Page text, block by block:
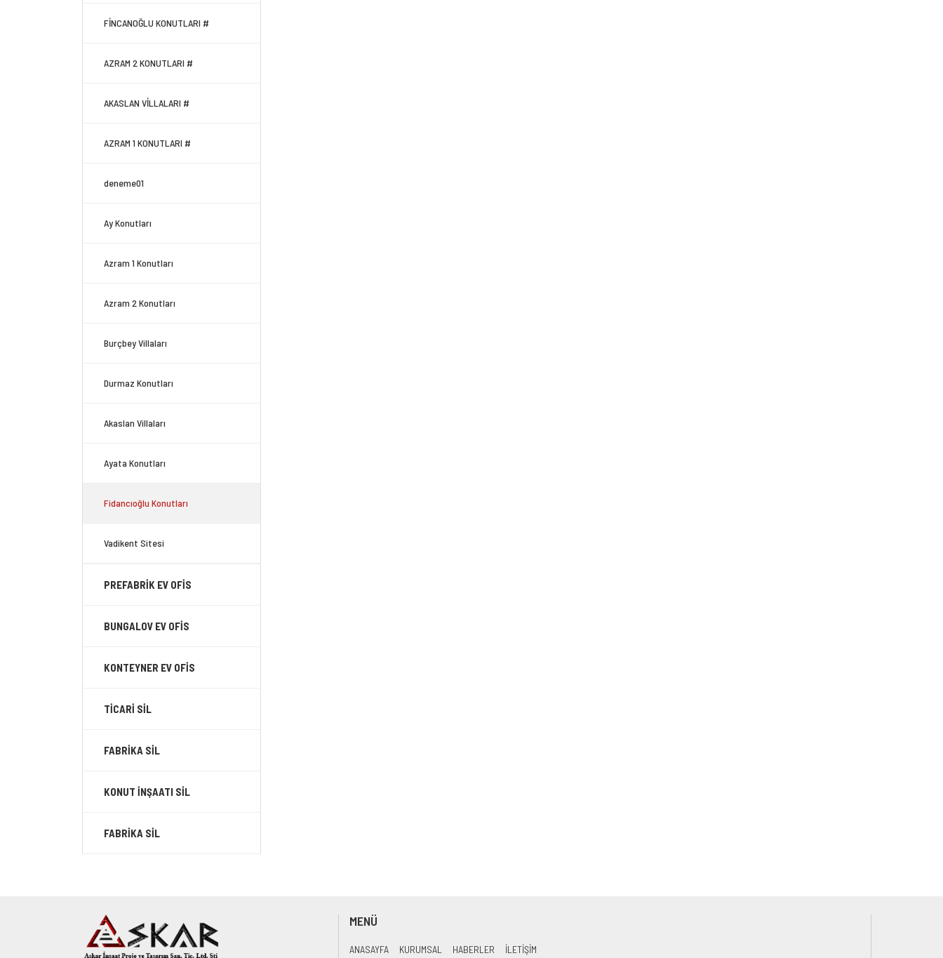
FİNCANOĞLU KONUTLARI #
AZRAM 2 KONUTLARI #
AKASLAN VİLLALARI #
AZRAM 1 KONUTLARI #
deneme01
Ay Konutları
Azram 1 Konutları
Azram 2 Konutları
Burçbey Villaları
Durmaz Konutları
Akaslan Villaları
Ayata Konutları
Fidancıoğlu Konutları
Vadikent Sitesi
PREFABRİK EV OFİS
BUNGALOV EV OFİS
KONTEYNER EV OFİS
TİCARİ SİL
FABRİKA SİL
KONUT İNŞAATI SİL
FABRİKA SİL
MENÜ
ANASAYFA KURUMSAL HABERLER İLETİŞİM